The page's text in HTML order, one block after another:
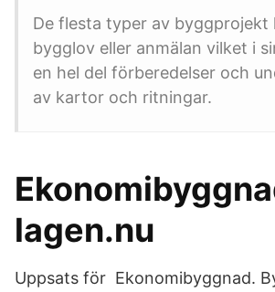
De flesta typer av byggprojekt
bygglov eller anmälan vilket i
en hel del förberedelser och
av kartor och ritningar.
lagen.nu
Uppsats för Ekonomibyggnad.